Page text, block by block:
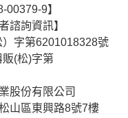
00379-9】
諮詢資訊】
字第6201018328號
(松)字第
股份有限公司
山區東興路8號7樓